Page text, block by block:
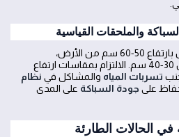
والملحقات القياسية
يُوصى بتركيب مواسير المغاسل بارتفاع 50-60 سم من الأرض،
والمراحيض يُفضل أن تكون بين 30-40 سم. الالتزام بمقاسات ارتفاع
تسربات المياه والمشاكل في نظام
على جودة السباكة على المدى